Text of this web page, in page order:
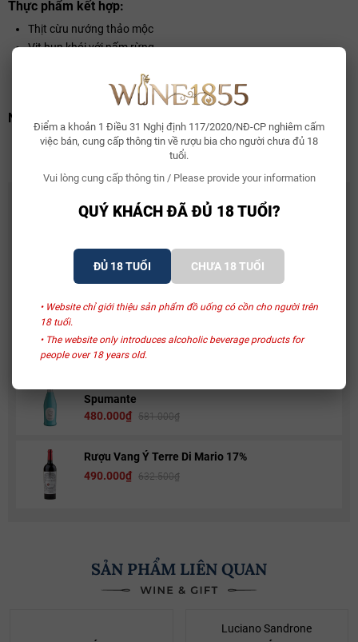
Điểm a khoản 1 Điều 31 Nghị định 117/2020/NĐ-CP nghiêm cấm
việc bán, cung cấp thông tin về rượu bia cho người chưa đủ 18
tuổi.
Vui lòng cung cấp thông tin / Please provide your information
QUÝ KHÁCH ĐÃ ĐỦ 18 TUỔI?
ĐỦ 18 TUỔI CHƯA 18 TUỔI
• Website chỉ giới thiệu sản phẩm đồ uống có cồn cho người trên
18 tuổi.
• The website only introduces alcoholic beverage products for
people over 18 years old.
Thực phẩm kết hợp:
Thịt cừu nướng thảo mộc
Vịt hun khói với nấm rừng
Nồng độ:
Alc: 14.0%
CÓ THỂ BẠN THÍCH
Bia Bỉ Trappistes Rochefort 10
Spumante
480.000₫ 581.000₫
Rượu Vang Ý Terre Di Mario 17%
490.000₫ 632.500₫
SẢN PHẨM LIÊN QUAN
- 10%
Luciano Sandrone